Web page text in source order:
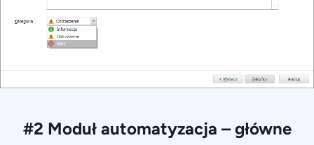
#2 Moduł automatyzacja – główne